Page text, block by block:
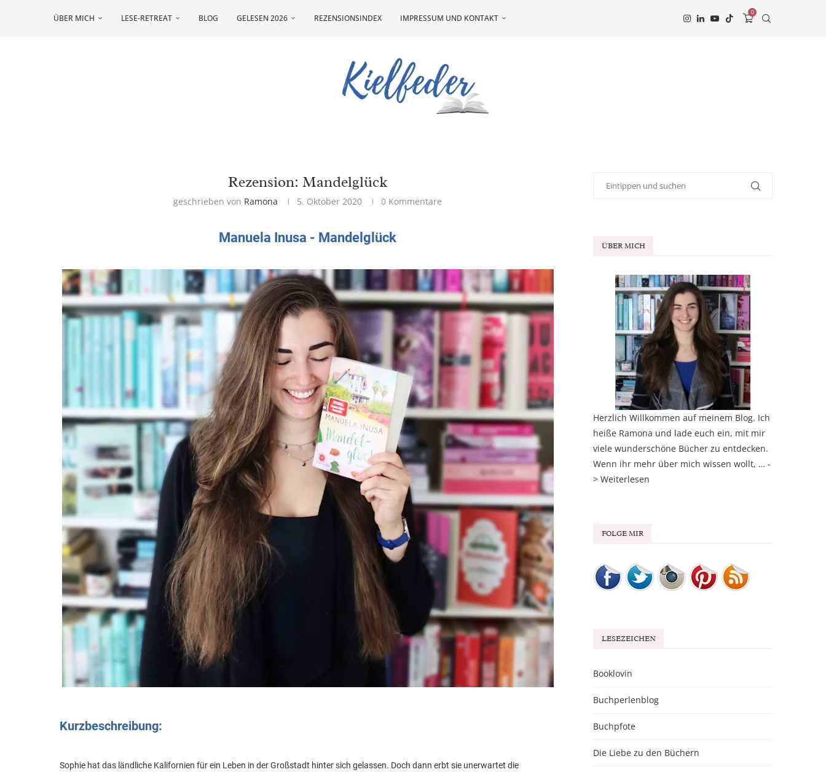
ÜBER MICH LESE-RETREAT BLOG GELESEN 2026 REZENSIONSINDEX IMPRESSUM UND KONTAKT
0
Rezension: Mandelglück
geschrieben von Ramona 5. Oktober 2020 0 Kommentare
Manuela Inusa - Mandelglück
Kurzbeschreibung:
Sophie hat das ländliche Kalifornien für ein Leben in der Großstadt hinter sich gelassen. Doch dann erbt sie unerwartet die
ÜBER MICH
Herzlich Willkommen auf meinem Blog. Ich
heiße Ramona und lade euch ein, mit mir
viele wunderschöne Bücher zu entdecken.
Wenn ihr mehr über mich wissen wollt, … -
> Weiterlesen
FOLGE MIR
LESEZEICHEN
Booklovin
Buchperlenblog
Buchpfote
Die Liebe zu den Büchern